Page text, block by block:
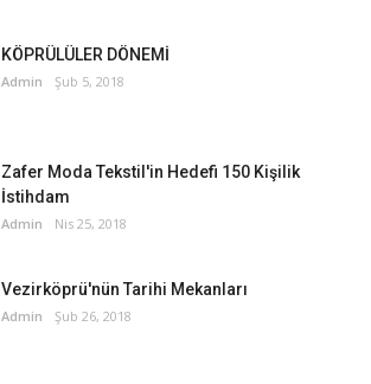
KÖPRÜLÜLER DÖNEMİ
Admin Şub 5, 2018
Zafer Moda Tekstil'in Hedefi 150 Kişilik
İstihdam
Admin Nis 25, 2018
Vezirköprü'nün Tarihi Mekanları
Admin Şub 26, 2018